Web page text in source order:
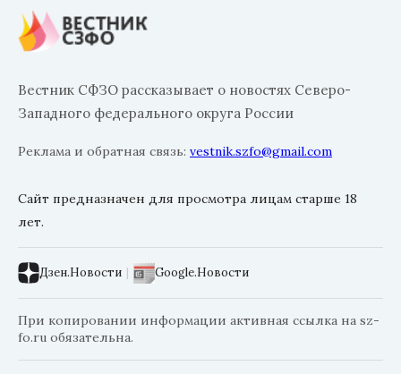
Вестник СФЗО рассказывает о новостях Северо-
Западного федерального округа России
Реклама и обратная связь: vestnik.szfo@gmail.com
Сайт предназначен для просмотра лицам старше 18
лет.
Дзен.Новости | Google.Новости
При копировании информации активная ссылка на sz-
fo.ru обязательна.